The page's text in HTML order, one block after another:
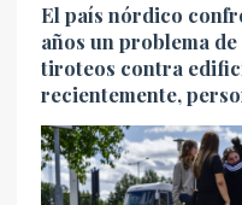
El país nórdico
años un problema
tiroteos contra
recientemente,